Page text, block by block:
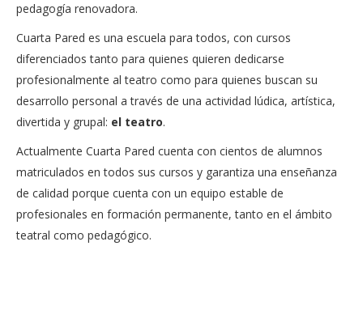
pedagogía renovadora.
Cuarta Pared es una escuela para todos, con cursos
diferenciados tanto para quienes quieren dedicarse
profesionalmente al teatro como para quienes buscan su
desarrollo personal a través de una actividad lúdica, artística,
divertida y grupal: el teatro.
Actualmente Cuarta Pared cuenta con cientos de alumnos
matriculados en todos sus cursos y garantiza una enseñanza
de calidad porque cuenta con un equipo estable de
profesionales en formación permanente, tanto en el ámbito
teatral como pedagógico.